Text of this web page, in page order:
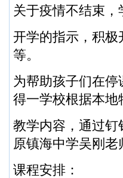
关于疫情不结束，
开学的指示，积极
等。
为帮助孩子们在
得一学校根据本地
教学内容，通过
原镇海中学吴刚老
课程安排：